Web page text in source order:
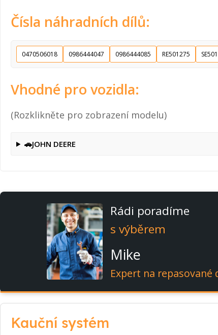
Čísla náhradních dílů:
0470506018 0986444047 0986444085 RE501275
Vhodné pro vozidla:
(Rozklikněte pro zobrazení modelu)
🚗JOHN DEERE
Rádi poradíme
s výběrem
Mike
Expert na repasované
Kauční systém